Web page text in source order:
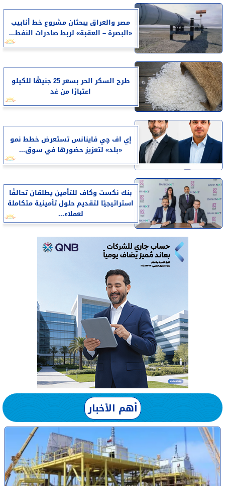
مصر والعراق يبحثان مشروع خط أنابيب
«البصرة – العقبة» لربط صادرات النفط...
طرح السكر الحر بسعر 25 جنيهًا للكيلو
اعتبارًا من غد
إي اف چي فاينانس تستعرض خطط نمو
«بلد» لتعزيز حضورها في سوق...
بنك نكست وكاف للتأمين يطلقان تحالفًا
استراتيجيًا لتقديم حلول تأمينية متكاملة
لعملاء...
أهم الأخبار